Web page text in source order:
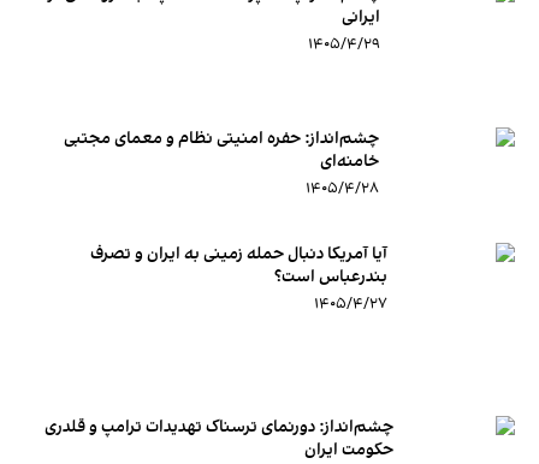
ایرانی
۱۴۰۵/۴/۲۹
چشم‌انداز: حفره امنیتی نظام و معمای مجتبی
خامنه‌ای
۱۴۰۵/۴/۲۸
آیا آمریکا دنبال حمله زمینی به ایران و تصرف
بندرعباس است؟
۱۴۰۵/۴/۲۷
چشم‌انداز: دورنمای ترسناک تهدیدات ترامپ و قلدری
حکومت ایران